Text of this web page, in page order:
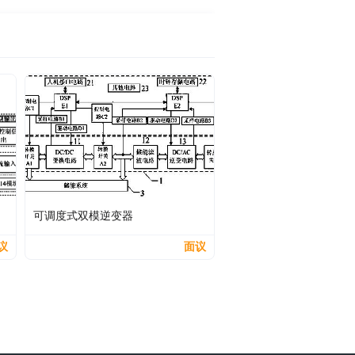
可调度式双模逆变器
面议